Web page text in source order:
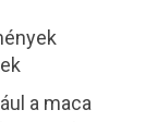
a maca